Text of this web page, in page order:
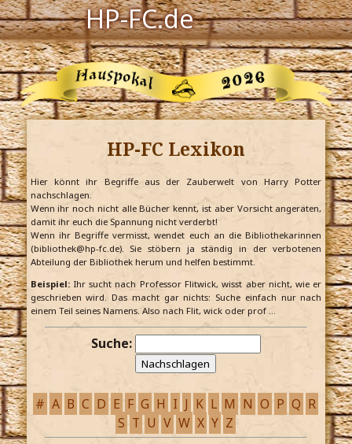
HP-FC.de
Navigation
Harry Potter
Der HP-FC
Hogwarts
Zauberwelt
Willkommen
Jetzt Fanclub-Mitglied werden!
HP-FC Lexikon
Hier könnt ihr Begriffe aus der Zauberwelt von Harry Potter
nachschlagen.
Wenn ihr noch nicht alle Bücher kennt, ist aber Vorsicht angeraten,
damit ihr euch die Spannung nicht verderbt!
Wenn ihr Begriffe vermisst, wendet euch an die Bibliothekarinnen
(bibliothek@hp-fc.de). Sie stöbern ja ständig in der verbotenen
Abteilung der Bibliothek herum und helfen bestimmt.
Beispiel:Ihr sucht nach Professor Flitwick, wisst aber nicht, wie er
geschrieben wird. Das macht gar nichts: Suche einfach nur nach
einem Teil seines Namens. Also nach Flit, wick oder prof …
Suche:
# A B C D E F G H I J K L M N O P Q R
S T U V W X Y Z